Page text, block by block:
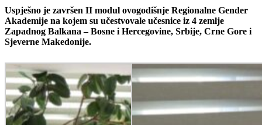
Uspješno je završen II modul ovogodišnje Regionalne Gender
Akademije na kojem su učestvovale učesnice iz 4 zemlje
Zapadnog Balkana – Bosne i Hercegovine, Srbije, Crne Gore i
Sjeverne Makedonije.